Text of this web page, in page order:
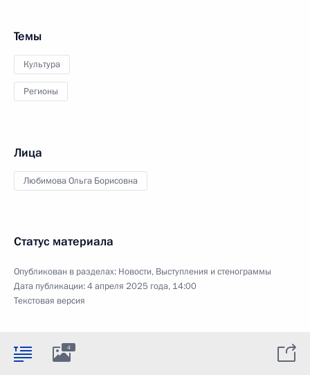
Темы
Культура
Регионы
Лица
Любимова Ольга Борисовна
Статус материала
Опубликован в разделах: Новости, Выступления и стенограммы
Дата публикации:4 апреля 2025 года, 14:00
Текстовая версия
4